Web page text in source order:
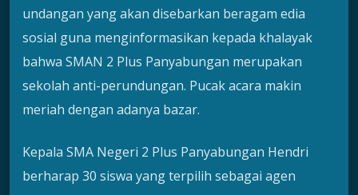
undangan yang akan disebarkan beragam edia
sosial guna menginformasikan kepada khalayak
bahwa SMAN 2 Plus Panyabungan merupakan
sekolah anti-perundungan. Pucak acara makin
meriah dengan adanya bazar.
Kepala SMA Negeri 2 Plus Panyabungan Hendri
berharap 30 siswa yang terpilih sebagai agen